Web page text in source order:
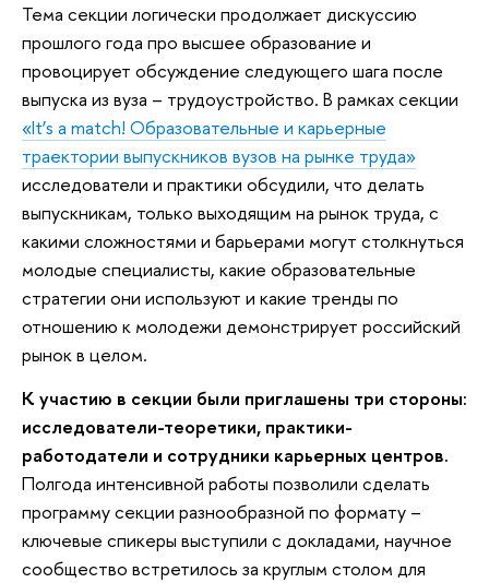
Тема секции логически продолжает дискуссию
прошлого года про высшее образование и
провоцирует обсуждение следующего шага после
выпуска из вуза – трудоустройство. В рамках секции
«It’s a match! Образовательные и карьерные
траектории выпускников вузов на рынке труда»
исследователи и практики обсудили, что делать
выпускникам, только выходящим на рынок труда, с
какими сложностями и барьерами могут столкнуться
молодые специалисты, какие образовательные
стратегии они используют и какие тренды по
отношению к молодежи демонстрирует российский
рынок в целом.
К участию в секции были приглашены три стороны:
исследователи-теоретики, практики-
работодатели и сотрудники карьерных центров.
Полгода интенсивной работы позволили сделать
программу секции разнообразной по формату –
ключевые спикеры выступили с докладами, научное
сообщество встретилось за круглым столом для